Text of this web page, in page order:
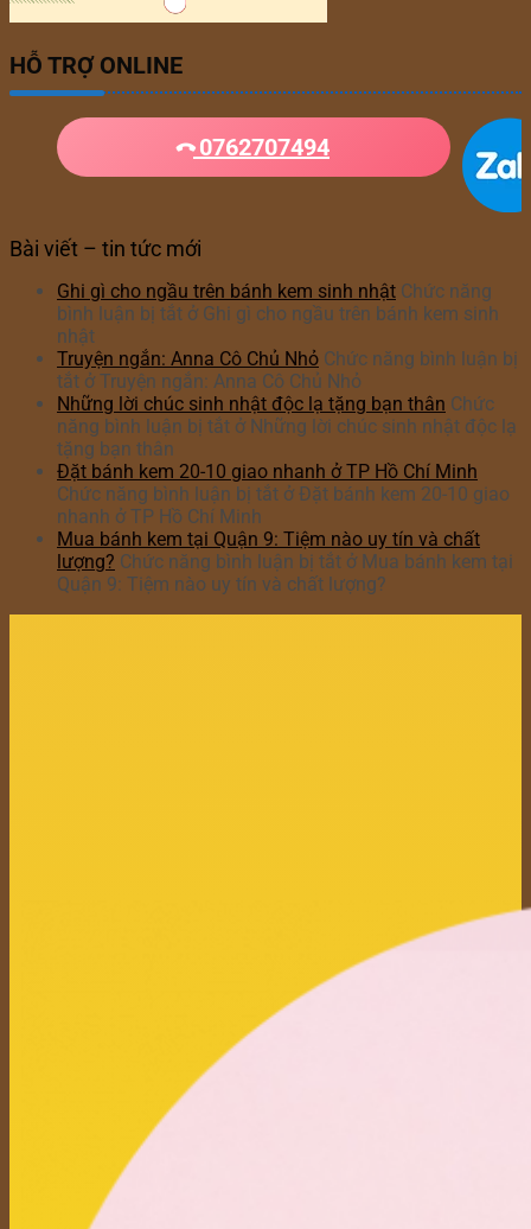
HỖ TRỢ ONLINE
0762707494
Bài viết – tin tức mới
Ghi gì cho ngầu trên bánh kem sinh nhật Chức năng
bình luận bị tắt ở Ghi gì cho ngầu trên bánh kem sinh
nhật
Truyện ngắn: Anna Cô Chủ Nhỏ Chức năng bình luận bị
tắt ở Truyện ngắn: Anna Cô Chủ Nhỏ
Những lời chúc sinh nhật độc lạ tặng bạn thân Chức
năng bình luận bị tắt ở Những lời chúc sinh nhật độc lạ
tặng bạn thân
Đặt bánh kem 20-10 giao nhanh ở TP Hồ Chí Minh
Chức năng bình luận bị tắt ở Đặt bánh kem 20-10 giao
nhanh ở TP Hồ Chí Minh
Mua bánh kem tại Quận 9: Tiệm nào uy tín và chất
lượng? Chức năng bình luận bị tắt ở Mua bánh kem tại
Quận 9: Tiệm nào uy tín và chất lượng?